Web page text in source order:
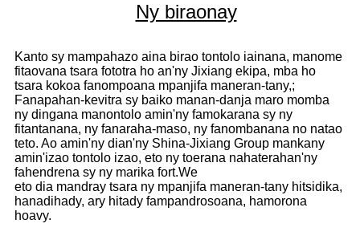
Ny biraonay
Kanto sy mampahazo aina birao tontolo iainana, manome
fitaovana tsara fototra ho an'ny Jixiang ekipa, mba ho
tsara kokoa fanompoana mpanjifa maneran-tany,;
Fanapahan-kevitra sy baiko manan-danja maro momba
ny dingana manontolo amin'ny famokarana sy ny
fitantanana, ny fanaraha-maso, ny fanombanana no natao
teto. Ao amin'ny dian'ny Shina-Jixiang Group mankany
amin'izao tontolo izao, eto ny toerana nahaterahan'ny
fahendrena sy ny marika fort.We
eto dia mandray tsara ny mpanjifa maneran-tany hitsidika,
hanadihady, ary hitady fampandrosoana, hamorona
hoavy.